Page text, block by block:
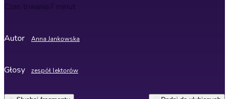
Czas trwania7 minut
Autor Anna Jankowska
Głosy zespół lektorów